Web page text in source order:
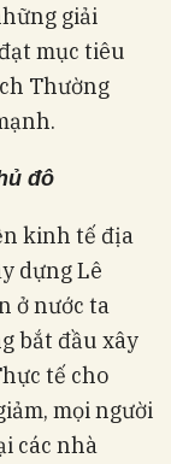
giải
mục tiêu
Thường
đô
kinh tế địa
dựng Lê
ở nước ta
bắt đầu xây
tế cho
mọi người
các nhà